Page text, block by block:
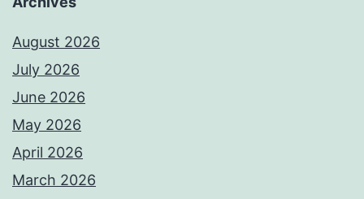
August 2026
July 2026
June 2026
May 2026
April 2026
March 2026